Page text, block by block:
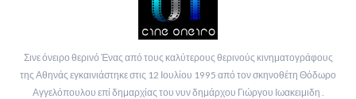
Σινε όνειρο θερινό Ένας από τους καλύτερους θερινούς κινηματογράφους
της Αθηνάς εγκαινιάστηκε στις 12 Ιουλίου 1995 από τον σκηνοθέτη Θόδωρο
Αγγελόπουλου επί δημαρχίας του νυν δημάρχου Γιώργου Ιωακειμιδη .